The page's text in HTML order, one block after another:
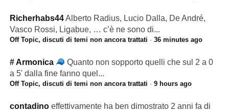
Richerhabs44Alberto Radius, Lucio Dalla, De André,
Vasco Rossi, Ligabue, … c’è ne sono di...
Off Topic, discuti di temi non ancora trattati · 36 minutes ago
# Armonica
Quanto non sopporto quelli che sul 2 a 0
a 5' dalla fine fanno quel...
Off Topic, discuti di temi non ancora trattati · 9 hours ago
contadino effettivamente ha ben dimostrato 2 anni fa di